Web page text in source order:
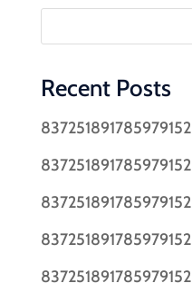
Recent Posts
837251891785979152
837251891785979152
837251891785979152
837251891785979152
837251891785979152